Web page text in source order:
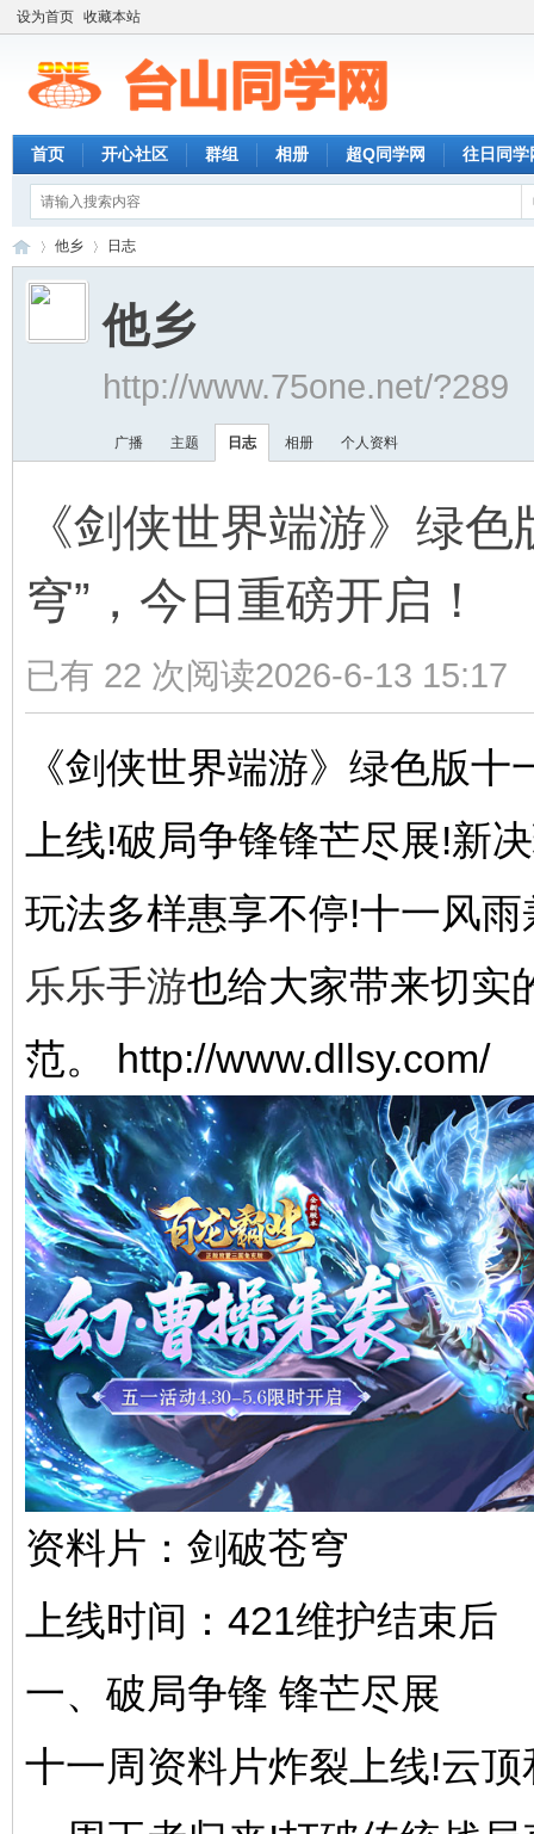
设为首页 收藏本站
首页 开心社区 群组 相册 超Q同学网 往日同学
›
他乡
›
日志
他乡
http://www.75one.net/?289
广播 主题 日志 相册 个人资料
《剑侠世界端游》绿
穹”，今日重磅开启！
已有 22 次阅读2026-6-13 15:17
《剑侠世界端游》绿色版
上线!破局争锋锋芒尽展!新
玩法多样惠享不停!十一风
乐乐手游也给大家带来切实
范。 http://www.dllsy.com/
资料片：剑破苍穹
上线时间：421维护结束后
一、破局争锋 锋芒尽展
十一周资料片炸裂上线!云